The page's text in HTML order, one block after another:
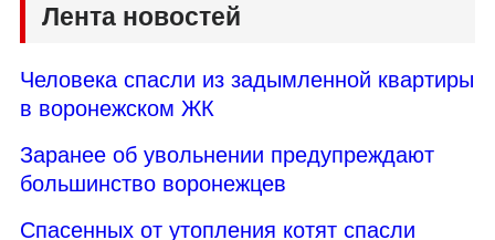
Лента новостей
Человека спасли из задымленной квартиры
в воронежском ЖК
Заранее об увольнении предупреждают
большинство воронежцев
Спасенных от утопления котят спасли